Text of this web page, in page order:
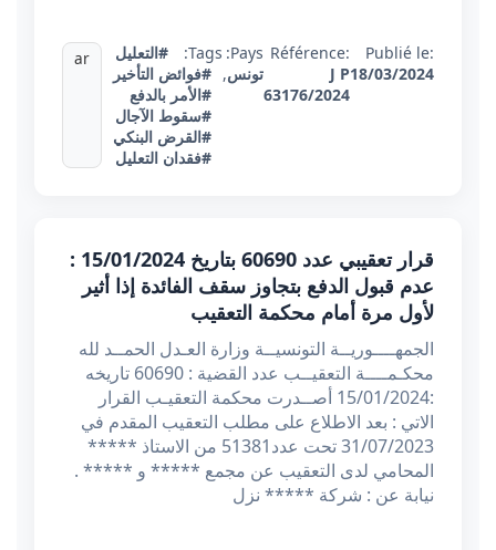
Publié le:
18/03/2024
Référence:
J P
63176/2024
Pays:
تونس,
Tags:
#التعليل
#فوائض التأخير
#الأمر بالدفع
#سقوط الآجال
#القرض البنكي
#فقدان التعليل
ar
قرار تعقيبي عدد 60690 بتاريخ 15/01/2024 :
عدم قبول الدفع بتجاوز سقف الفائدة إذا أثير
لأول مرة أمام محكمة التعقيب
الجمهــــوريــة التونسيــة وزارة العـدل الحمــد لله
محكـمــــة التعقيــب عدد القضية : 60690 تاريخه
:15/01/2024 أصــدرت محكمة التعقيـب القرار
الاتي : بعد الاطلاع على مطلب التعقيب المقدم في
31/07/2023 تحت عدد51381 من الاستاذ *****
المحامي لدى التعقيب عن مجمع ***** و ***** .
نيابة عن : شركة ***** نزل